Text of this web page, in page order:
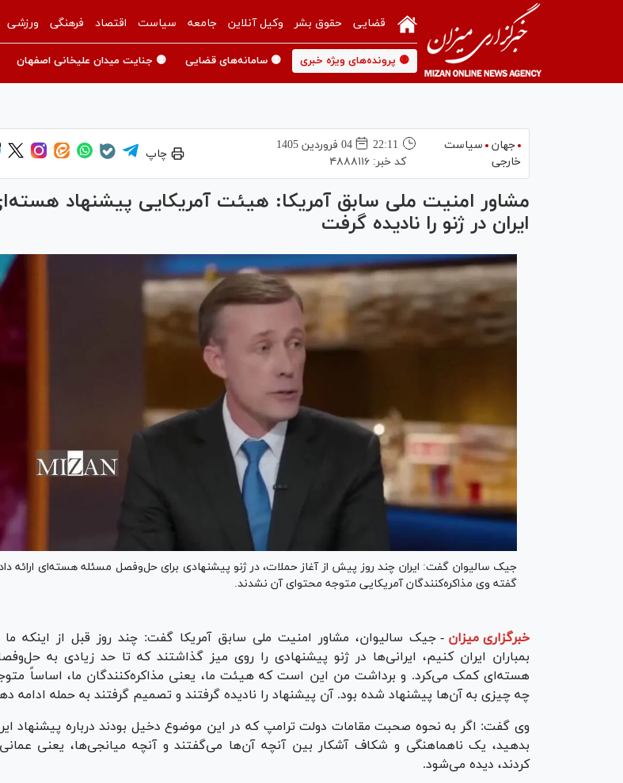
قضایی حقوق بشر وکیل آنلاین جامعه سیاست اقتصاد فرهنگی ورزشی
🟡 پرونده‌های ویژه خبری 🟡 سامانه‌های قضایی 🟡 جنایت میدان علیخانی اصفهان
جهان
سیاست
خارجی
22:11
04 فروردين 1405
کد خبر:۴۸۸۸۱۱۶
چاپ
مشاور امنیت ملی سابق آمریکا: هیئت آمریکایی پیشنهاد
ایران در ژنو را نادیده گرفت
جیک سالیوان گفت: ایران چند روز پیش از آغاز حملات، در ژنو پیشنهادی برای حل‌وفصل مسئله هسته‌ای ارائه
گفته وی مذاکره‌کنندگان آمریکایی متوجه محتوای آن نشدند.
خبرگزاری میزان - جیک سالیوان، مشاور امنیت ملی سابق آمریکا گفت: چند روز قبل از اینکه
بمباران ایران کنیم، ایرانی‌ها در ژنو پیشنهادی را روی میز گذاشتند که تا حد زیادی به
هسته‌ای کمک می‌کرد. و برداشت من این است که هیئت ما، یعنی مذاکره‌کنندگان ما، اساساً
چه چیزی به آن‌ها پیشنهاد شده بود. آن پیشنهاد را نادیده گرفتند و تصمیم گرفتند به حمله ادامه
وی گفت: اگر به نحوه صحبت مقامات دولت ترامپ که در این موضوع دخیل بودند درباره پیشنهاد
بدهید، یک ناهماهنگی و شکاف آشکار بین آنچه آن‌ها می‌گفتند و آنچه میانجی‌ها، یعنی
کردند، دیده می‌شود.